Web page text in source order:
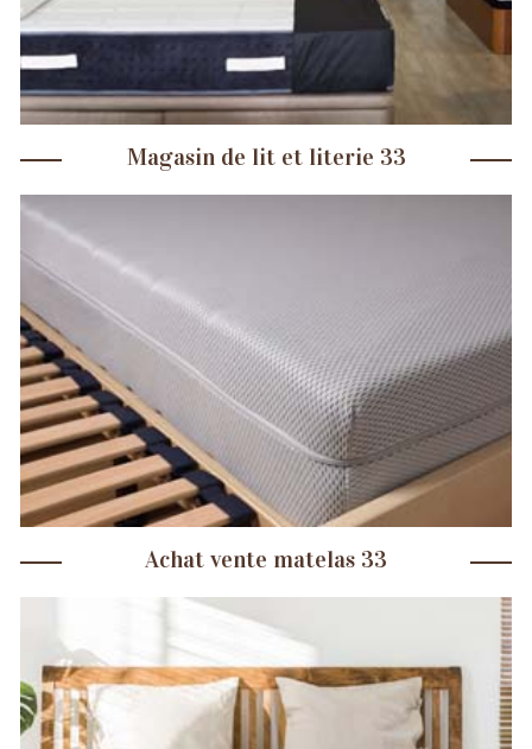
Magasin de lit et literie 33
Achat vente matelas 33